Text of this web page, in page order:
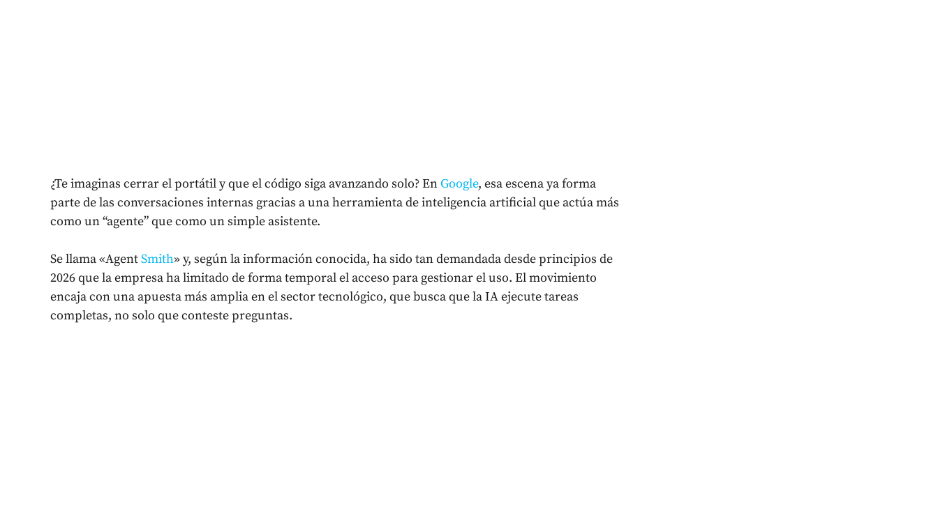
¿Te imaginas cerrar el portátil y que el código siga avanzando solo? EnGoogle, esa escena ya forma
parte de las conversaciones internas gracias a una herramienta de inteligencia artificial que actúa más
como un “agente” que como un simple asistente.
Se llama «AgentSmith» y, según la información conocida, ha sido tan demandada desde principios de
2026 que la empresa ha limitado de forma temporal el acceso para gestionar el uso. El movimiento
encaja con una apuesta más amplia en el sector tecnológico, que busca que la IA ejecute tareas
completas, no solo que conteste preguntas.